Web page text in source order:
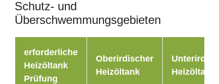
Schutz- und
Überschwemmungsgebieten
erforderliche
Heizöltank
Prüfung
Oberirdischer
Heizöltank
Heizöltank